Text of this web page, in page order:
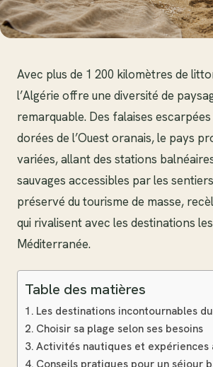
Avec plus de 1 200 kilomètres de
l’Algérie offre une diversité de
remarquable. Des falaises
dorées de l’Ouest oranais, le pays
variées, allant des stations
sauvages accessibles par les
préservé du tourisme de masse,
qui rivalisent avec les destinations
Méditerranée.
Table des matières
Les destinations incontournables
Choisir sa plage selon ses besoins
Activités nautiques et expériences